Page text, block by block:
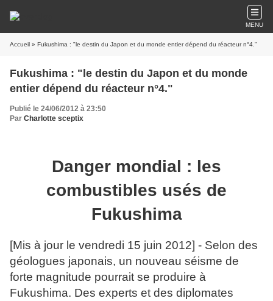
MENU
Accueil » Fukushima : "le destin du Japon et du monde entier dépend du réacteur n°4."
Fukushima : "le destin du Japon et du monde
entier dépend du réacteur n°4."
Publié le 24/06/2012 à 23:50
Par Charlotte sceptix
Danger mondial : les
combustibles usés de
Fukushima
[Mis à jour le vendredi 15 juin 2012] - Selon des
géologues japonais, un nouveau séisme de
forte magnitude pourrait se produire à
Fukushima. Des experts et des diplomates